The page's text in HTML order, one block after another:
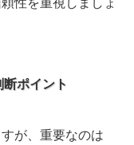
性を重視しましょ
ポイント
が、重要なのは